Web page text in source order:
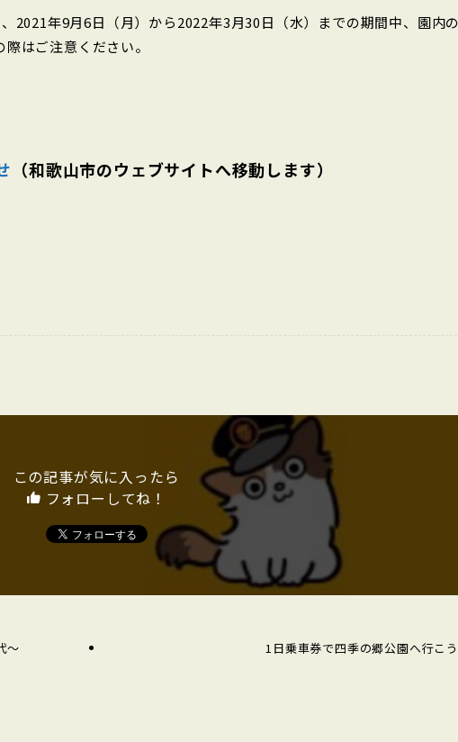
2021年9月6日（月）から2022年3月30日（水）までの期間中、園内
はご注意ください。
（和歌山市のウェブサイトへ移動します）
この記事が気に入ったら
フォローしてね！
～ 1日乗車券で四季の郷公園へ行こ